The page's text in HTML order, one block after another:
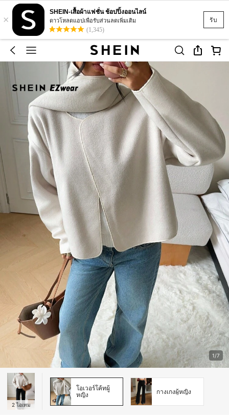
รับ
×
SHEIN-เสื้อผ้าแฟชั่น ช้อปปิ้งออนไลน์
ดาวโหลดแอปเพื่อรับส่วนลดเพิ่มเติม
(1,345)
1/7
2 ไอเทม
โอเวอร์โค้ทผู้
หญิง
กางเกงผู้หญิง